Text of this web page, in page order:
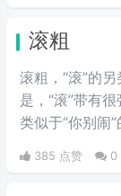
滚粗
滚粗，“滚”的
是，“滚”带有
类似于“你别闹
385 点赞 0